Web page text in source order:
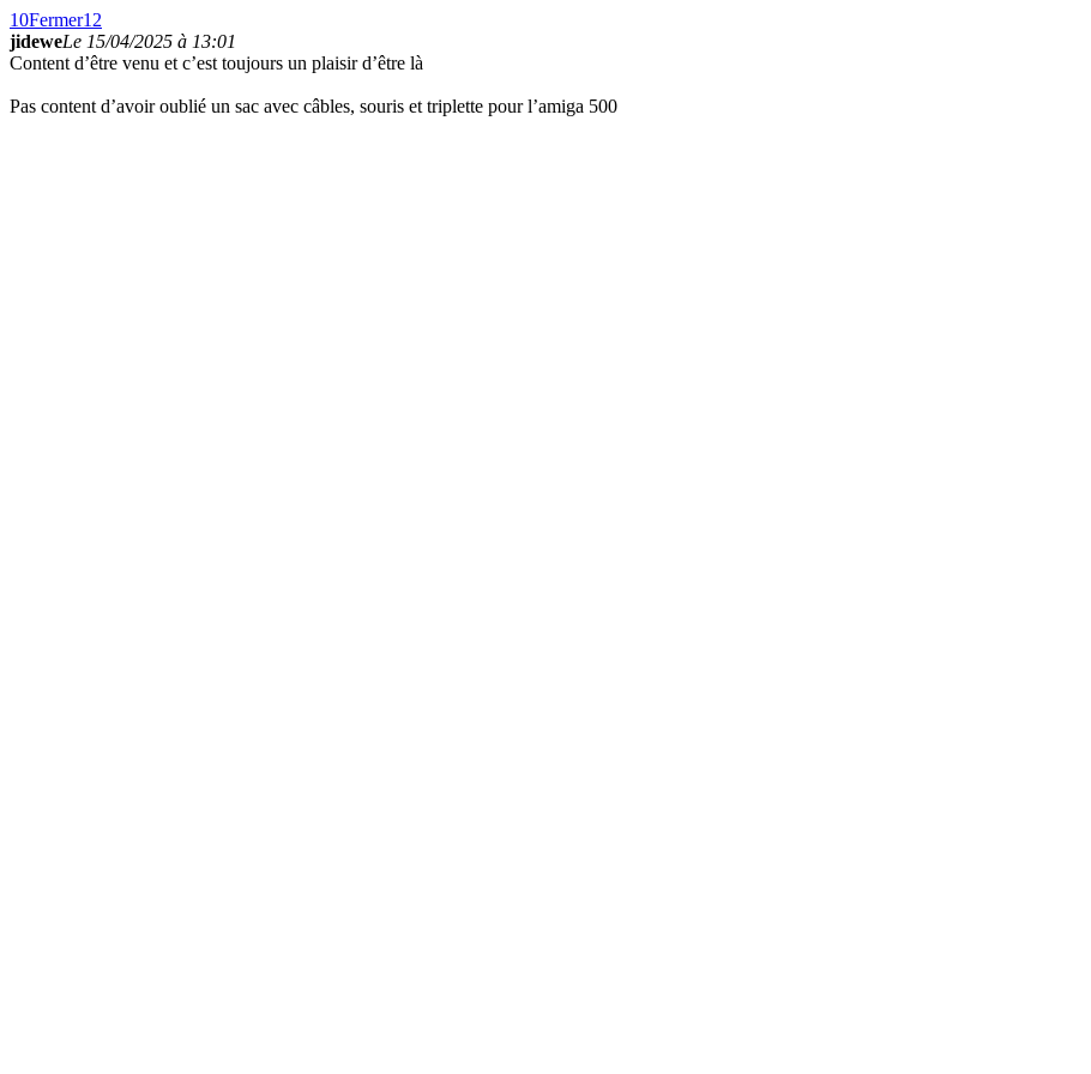
10Fermer12
jideweLe 15/04/2025 à 13:01
Content d’être venu et c’est toujours un plaisir d’être là
Pas content d’avoir oublié un sac avec câbles, souris et triplette pour l’amiga 500